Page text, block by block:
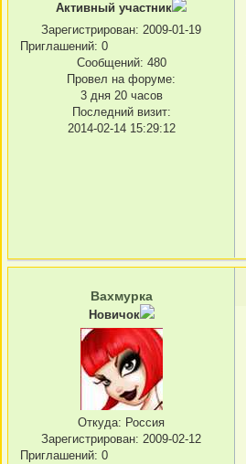
Активный участник
Зарегистрирован: 2009-01-19
Приглашений: 0
Сообщений: 480
Провел на форуме:
3 дня 20 часов
Последний визит:
2014-02-14 15:29:12
Вахмурка
Новичок
Откуда: Россия
Зарегистрирован: 2009-02-12
Приглашений: 0